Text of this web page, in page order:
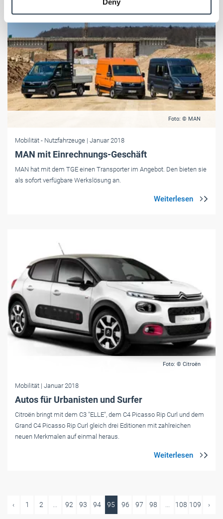
Weitere Informationen:Impressum Datenschutz
Deny
Foto: © MAN
Mobilität - Nutzfahrzeuge | Januar 2018
MAN mit Einrechnungs-Geschäft
MAN hat mit dem TGE einen Transporter im Angebot. Den bieten sie
als sofort verfügbare Werkslösung an.
Foto: © Citroën
Mobilität | Januar 2018
Autos für Urbanisten und Surfer
Citroën bringt mit dem C3 "ELLE", dem C4 Picasso Rip Curl und dem
Grand C4 Picasso Rip Curl gleich drei Editionen mit zahlreichen
neuen Merkmalen auf einmal heraus.
‹ 1 2 ... 92 93 94 95 96 97 98 ... 108 109 ›